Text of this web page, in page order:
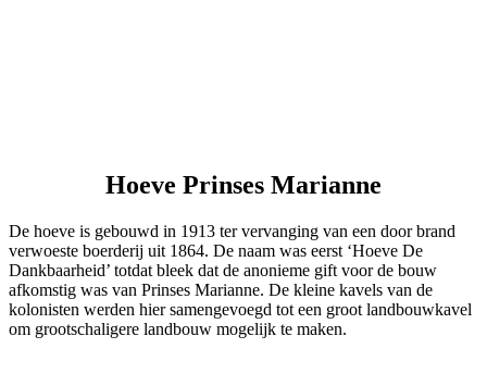
Hoeve Prinses Marianne
De hoeve is gebouwd in 1913 ter vervanging van een door brand
verwoeste boerderij uit 1864. De naam was eerst ‘Hoeve De
Dankbaarheid’ totdat bleek dat de anonieme gift voor de bouw
afkomstig was van Prinses Marianne. De kleine kavels van de
kolonisten werden hier samengevoegd tot een groot landbouwkavel
om grootschaligere landbouw mogelijk te maken.